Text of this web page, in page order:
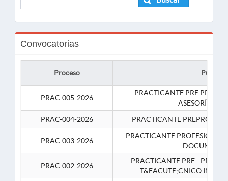
Convocatorias
Proceso Puesto
PRAC-005-2026
PRACTICANTE PRE
ASESORÍA
PRAC-004-2026
PRACTICANTE
PRAC-003-2026
PRACTICANTE
PRAC-002-2026
PRACTICANTE PRE -
T&EACUTE;CNICO